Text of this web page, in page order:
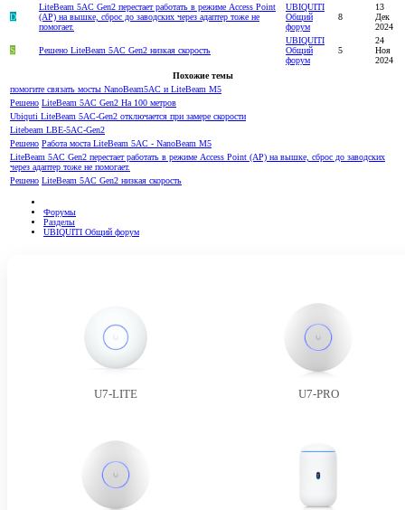
D
LiteBeam 5AC Gen2 перестает работать в режиме Access Point
(AP) на вышке, сброс до заводских через адаптер тоже не
помогает.
UBIQUITI
Общий
форум
8
13
Дек
2024
S Решено LiteBeam 5AC Gen2 низкая скорость
UBIQUITI
Общий
форум
5
24
Ноя
2024
Похожие темы
помогите связать мосты NanoBeam5AC и LiteBeam M5
Решено LiteBeam 5AC Gen2 На 100 метров
Ubiquti LiteBeam 5AC-Gen2 отключается при замере скорости
Litebeam LBE-5AC-Gen2
Решено Работа моста LiteBeam 5AC - NanoBeam M5
LiteBeam 5AC Gen2 перестает работать в режиме Access Point (AP) на вышке, сброс до заводских
через адаптер тоже не помогает.
Решено LiteBeam 5AC Gen2 низкая скорость
Форумы
Разделы
UBIQUITI Общий форум
U7-LITE U7-PRO